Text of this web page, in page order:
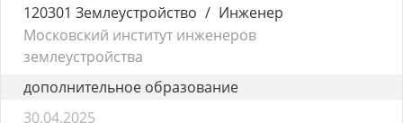
120301 Землеустройство
Инженер
Московский институт инженеров
землеустройства
дополнительное образование
30.04.2025